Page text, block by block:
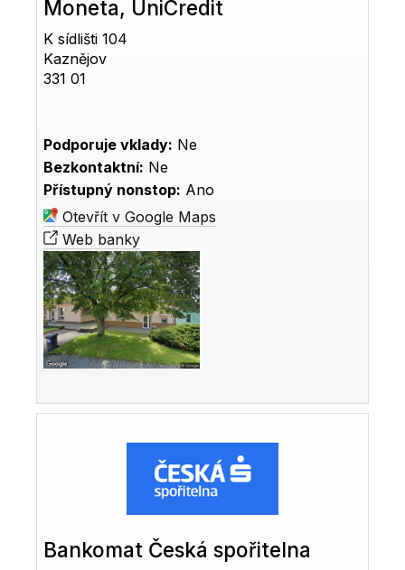
Moneta, UniCredit
K sídlišti 104
Kaznějov
331 01
Podporuje vklady: Ne
Bezkontaktní: Ne
Přístupný nonstop: Ano
Otevřít v Google Maps
Web banky
Bankomat Česká spořitelna